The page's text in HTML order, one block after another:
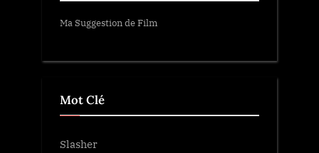
Ma Suggestion de Film
Mot Clé
Slasher